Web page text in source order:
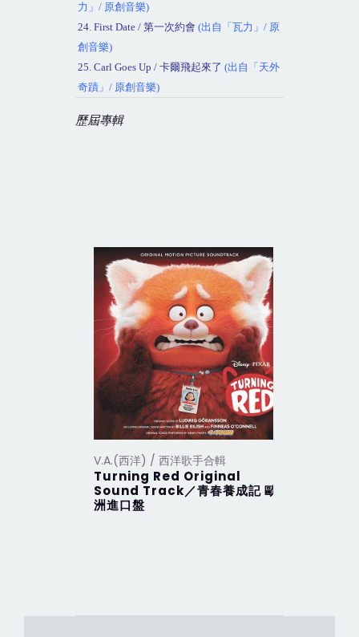
力」 / 原創音樂)
24. First Date / 第一次約會 (出自「瓦力」 / 原
創音樂)
25. Carl Goes Up / 卡爾飛起來了 (出自「天外
奇蹟」 / 原創音樂)
歷屆專輯
V.A.(西洋) / 西洋歌手合輯
Turning Red Original
Sound Track／青春養成記 歐
洲進口盤